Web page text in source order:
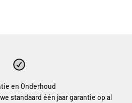
en Onderhoud
standaard één jaar garantie op al